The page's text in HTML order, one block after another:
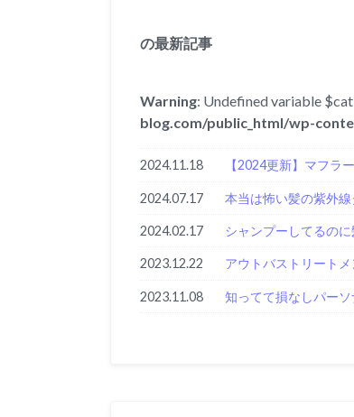
の最新記事
Warning: Undefined variable
blog.com/public_html/wp-
2024.11.18 【2024更新】マフラ
2024.07.17 本当は怖い髪の紫外
2024.02.17 シャンプーしてるの
2023.12.22 アウトバストリート
2023.11.08 知ってて損なしパー